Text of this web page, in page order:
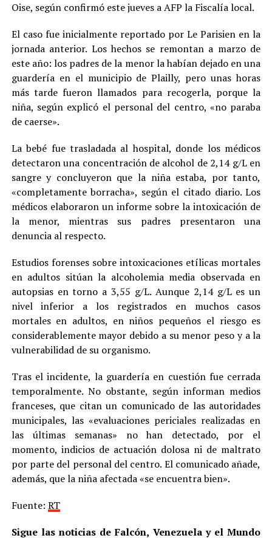
Oise, según confirmó este jueves a AFP la Fiscalía local.
El caso fue inicialmente reportado por Le Parisien en la
jornada anterior. Los hechos se remontan a marzo de
este año: los padres de la menor la habían dejado en una
guardería en el municipio de Plailly, pero unas horas
más tarde fueron llamados para recogerla, porque la
niña, según explicó el personal del centro, «no paraba
de caerse».
La bebé fue trasladada al hospital, donde los médicos
detectaron una concentración de alcohol de 2,14 g/L en
sangre y concluyeron que la niña estaba, por tanto,
«completamente borracha», según el citado diario. Los
médicos elaboraron un informe sobre la intoxicación de
la menor, mientras sus padres presentaron una
denuncia al respecto.
Estudios forenses sobre intoxicaciones etílicas mortales
en adultos sitúan la alcoholemia media observada en
autopsias en torno a 3,55 g/L. Aunque 2,14 g/L es un
nivel inferior a los registrados en muchos casos
mortales en adultos, en niños pequeños el riesgo es
considerablemente mayor debido a su menor peso y a la
vulnerabilidad de su organismo.
Tras el incidente, la guardería en cuestión fue cerrada
temporalmente. No obstante, según informan medios
franceses, que citan un comunicado de las autoridades
municipales, las «evaluaciones periciales realizadas en
las últimas semanas» no han detectado, por el
momento, indicios de actuación dolosa ni de maltrato
por parte del personal del centro. El comunicado añade,
además, que la niña afectada «se encuentra bien».
Fuente: RT
Sigue las noticias de Falcón, Venezuela y el Mundo